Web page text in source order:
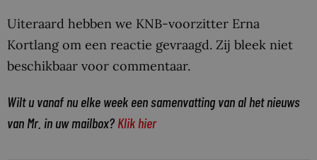
Uiteraard hebben we KNB-voorzitter Erna
Kortlang om een reactie gevraagd. Zij bleek niet
beschikbaar voor commentaar.
Wilt u vanaf nu elke week een samenvatting van al het nieuws
van Mr. in uw mailbox? Klik hier